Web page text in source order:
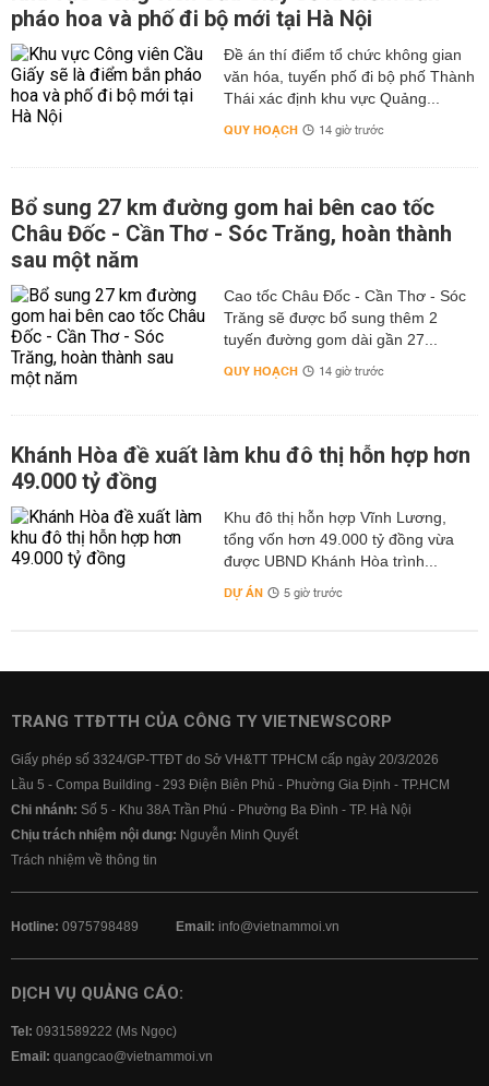
pháo hoa và phố đi bộ mới tại Hà Nội
Đề án thí điểm tổ chức không gian
văn hóa, tuyến phố đi bộ phố Thành
Thái xác định khu vực Quảng...
QUY HOẠCH 14 giờ trước
Bổ sung 27 km đường gom hai bên cao tốc
Châu Đốc - Cần Thơ - Sóc Trăng, hoàn thành
sau một năm
Cao tốc Châu Đốc - Cần Thơ - Sóc
Trăng sẽ được bổ sung thêm 2
tuyến đường gom dài gần 27...
QUY HOẠCH 14 giờ trước
Khánh Hòa đề xuất làm khu đô thị hỗn hợp hơn
49.000 tỷ đồng
Khu đô thị hỗn hợp Vĩnh Lương,
tổng vốn hơn 49.000 tỷ đồng vừa
được UBND Khánh Hòa trình...
DỰ ÁN 5 giờ trước
TRANG TTĐTTH CỦA CÔNG TY VIETNEWSCORP
Giấy phép số 3324/GP-TTĐT do Sở VH&TT TPHCM cấp ngày 20/3/2026
Lầu 5 - Compa Building - 293 Điện Biên Phủ - Phường Gia Định - TP.HCM
Chi nhánh: Số 5 - Khu 38A Trần Phú - Phường Ba Đình - TP. Hà Nội
Chịu trách nhiệm nội dung: Nguyễn Minh Quyết
Trách nhiệm về thông tin
Hotline: 0975798489 Email: info@vietnammoi.vn
DỊCH VỤ QUẢNG CÁO:
Tel: 0931589222 (Ms Ngọc)
Email: quangcao@vietnammoi.vn